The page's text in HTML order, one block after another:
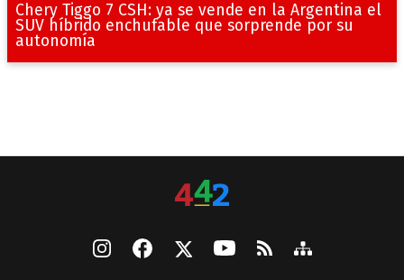
Chery Tiggo 7 CSH: ya se vende en la Argentina el
SUV híbrido enchufable que sorprende por su
autonomía